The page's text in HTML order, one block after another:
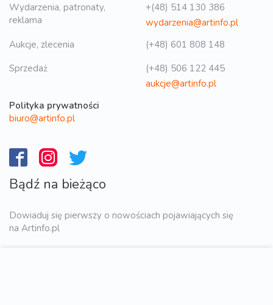
Wydarzenia, patronaty,
reklama
+(48) 514 130 386
wydarzenia@artinfo.pl
Aukcje, zlecenia
(+48) 601 808 148
Sprzedaż
(+48) 506 122 445
aukcje@artinfo.pl
Polityka prywatności
biuro@artinfo.pl
Bądź na bieżąco
Dowiaduj się pierwszy o nowościach pojawiających się
na Artinfo.pl